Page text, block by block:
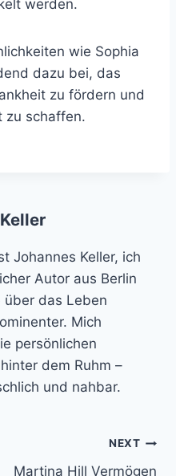
werden.
wie Sophia
dazu bei, das
zu fördern und
zu schaffen.
Johannes Keller, ich
Autor aus Berlin
über das Leben
Mich
persönlichen
dem Ruhm –
und nahbar.
NEXT
Martina Hill Vermögen